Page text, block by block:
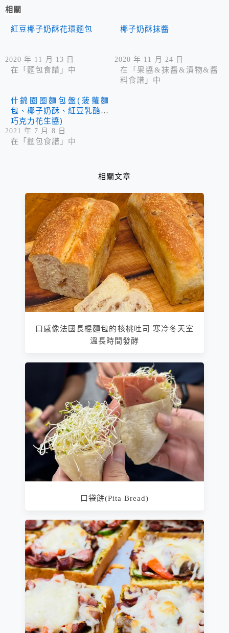
相關
紅豆椰子奶酥花環麵包
2020 年 11 月 13 日
在「麵包食譜」中
椰子奶酥抹醬
2020 年 11 月 24 日
在「果醬&抹醬&漬物&醬
料食譜」中
什錦圈圈麵包盤(菠蘿麵
包、椰子奶酥、紅豆乳酪、
巧克力花生醬)
2021 年 7 月 8 日
在「麵包食譜」中
相關文章
口感像法國長棍麵包的核桃吐司 寒冷冬天室
溫長時間發酵
口袋餅(Pita Bread)